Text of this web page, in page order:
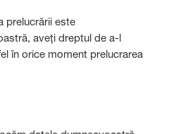
este
aveți dreptul de a-l
în orice moment prelucrarea